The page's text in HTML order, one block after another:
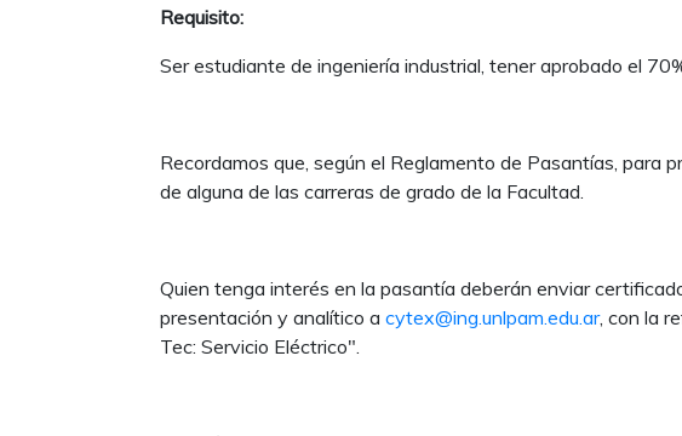
Requisito:
Ser estudiante de ingeniería industrial, tener aprobado el
Recordamos que, según el Reglamento de Pasantías, para
de alguna de las carreras de grado de la Facultad.
Quien tenga interés en la pasantía deberán enviar
presentación y analítico a cytex@ing.unlpam.edu.ar, con la
Tec: Servicio Eléctrico".